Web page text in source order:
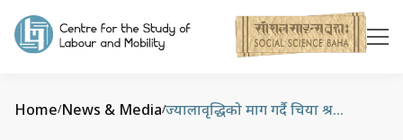
Home/News & Media/ ज्यालावृद्धिको माग गर्दै चिया श्रमिक आन्दोलित